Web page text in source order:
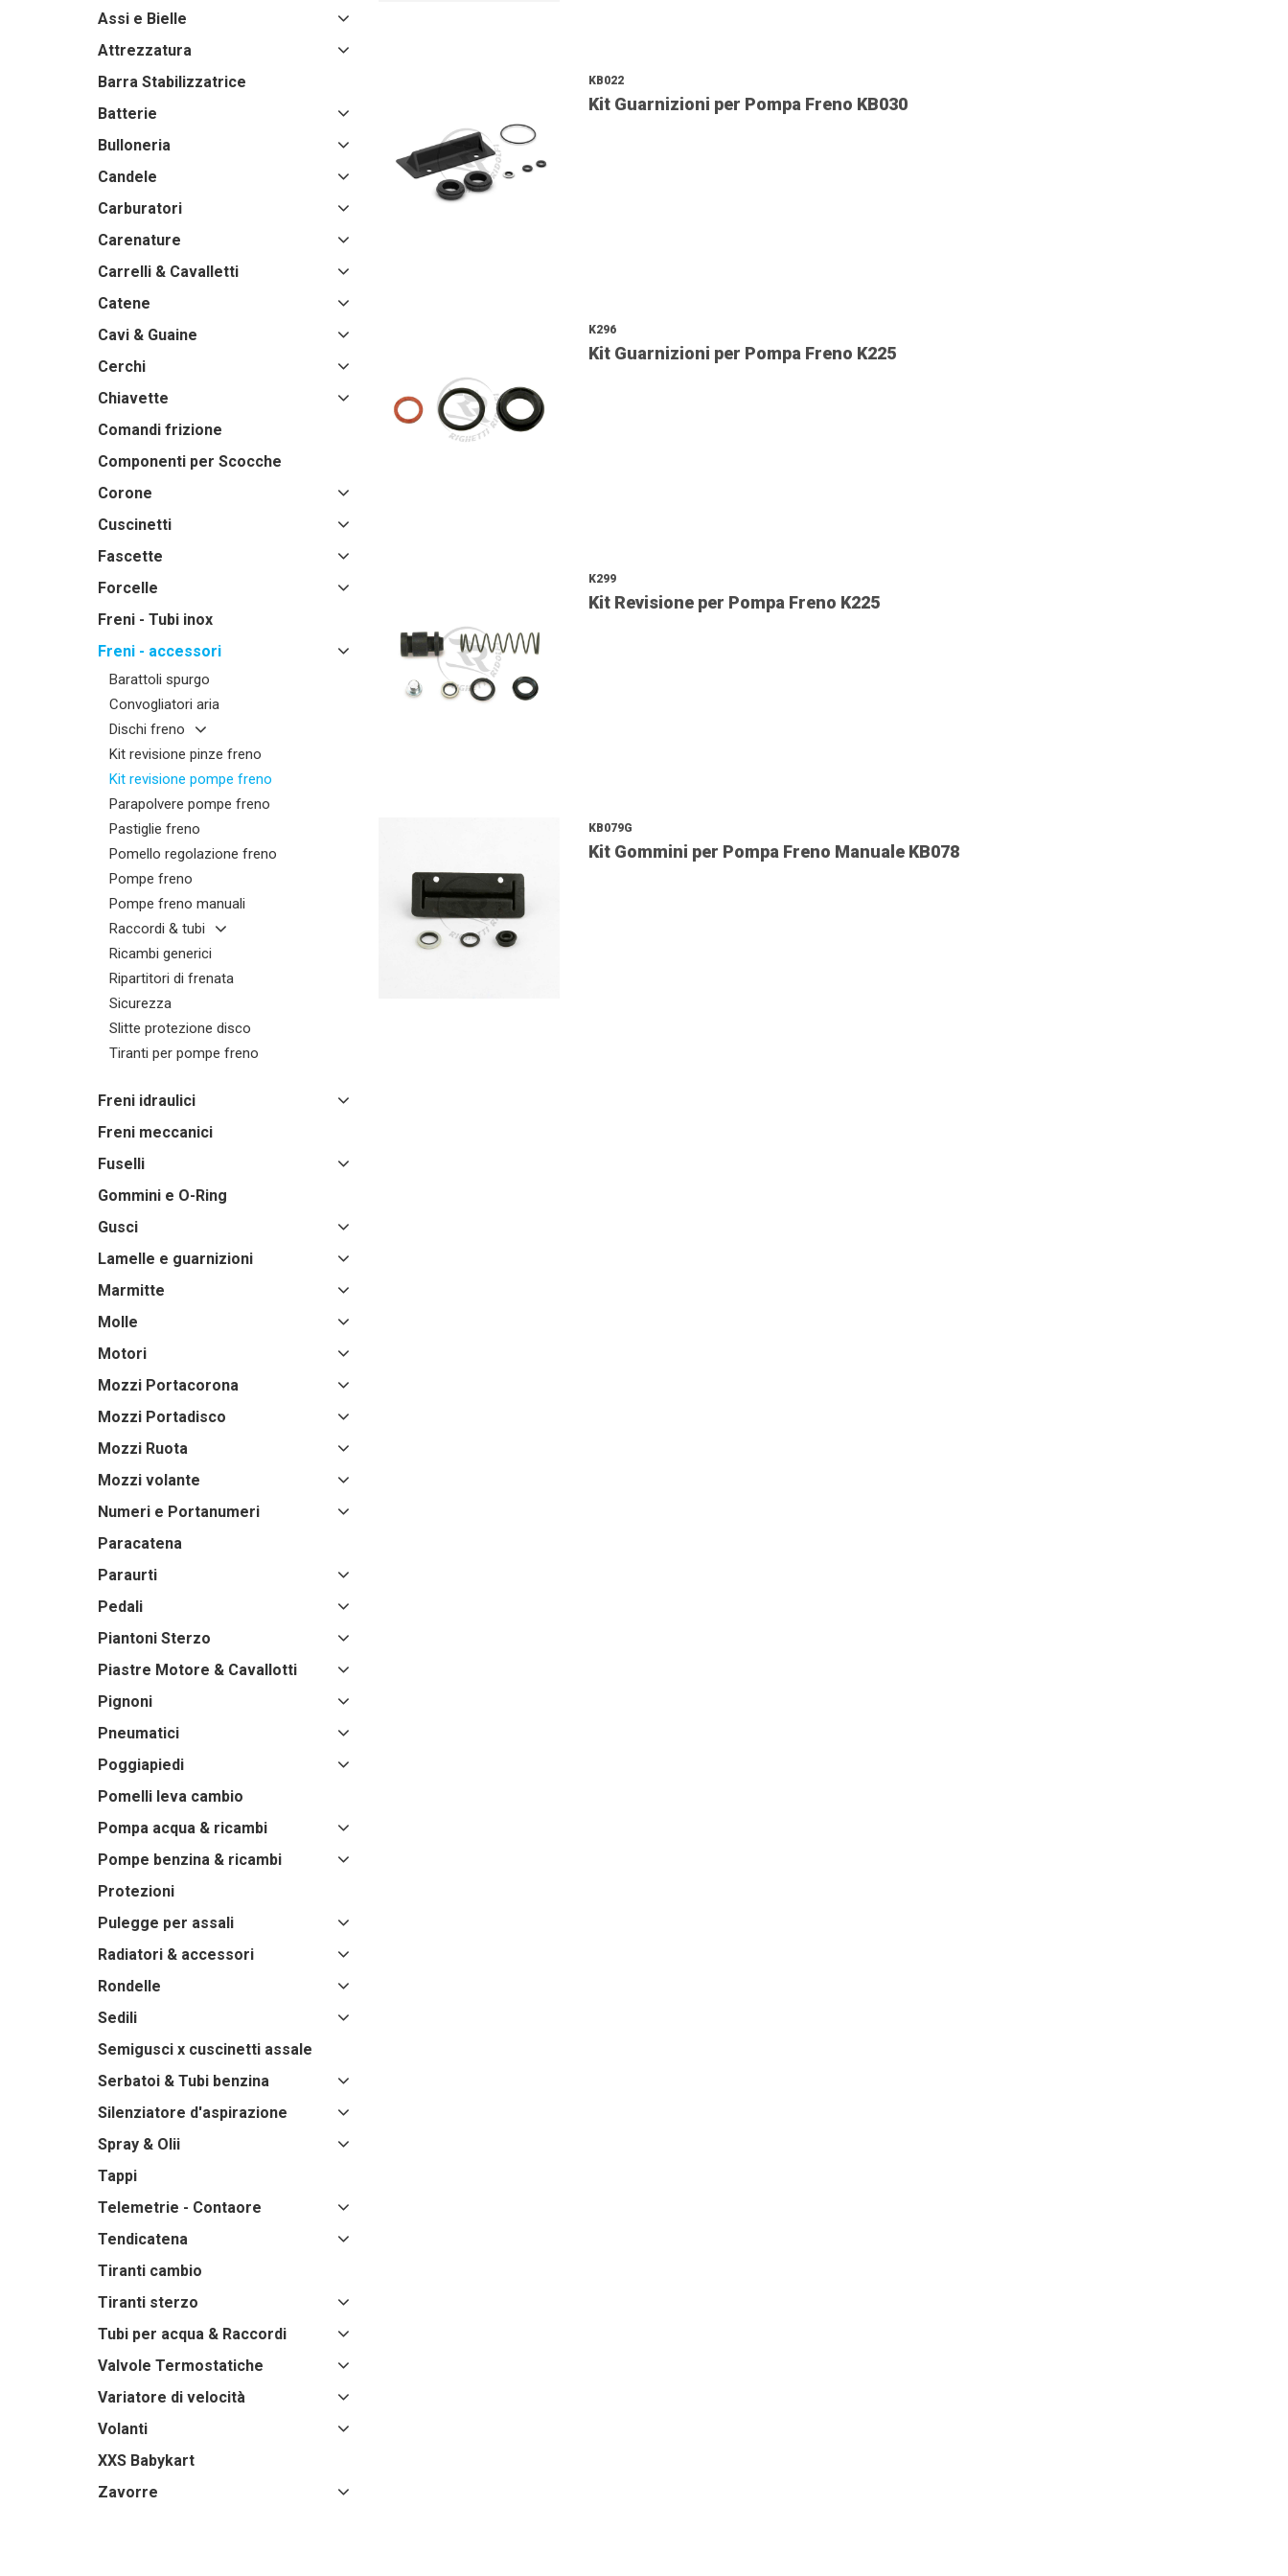
Assi e Bielle
Attrezzatura
Barra Stabilizzatrice
Batterie
Bulloneria
Candele
Carburatori
Carenature
Carrelli & Cavalletti
Catene
Cavi & Guaine
Cerchi
Chiavette
Comandi frizione
Componenti per Scocche
Corone
Cuscinetti
Fascette
Forcelle
Freni - Tubi inox
Freni - accessori
Barattoli spurgo
Convogliatori aria
Dischi freno
Kit revisione pinze freno
Kit revisione pompe freno
Parapolvere pompe freno
Pastiglie freno
Pomello regolazione freno
Pompe freno
Pompe freno manuali
Raccordi & tubi
Ricambi generici
Ripartitori di frenata
Sicurezza
Slitte protezione disco
Tiranti per pompe freno
Freni idraulici
Freni meccanici
Fuselli
Gommini e O-Ring
Gusci
Lamelle e guarnizioni
Marmitte
Molle
Motori
Mozzi Portacorona
Mozzi Portadisco
Mozzi Ruota
Mozzi volante
Numeri e Portanumeri
Paracatena
Paraurti
Pedali
Piantoni Sterzo
Piastre Motore & Cavallotti
Pignoni
Pneumatici
Poggiapiedi
Pomelli leva cambio
Pompa acqua & ricambi
Pompe benzina & ricambi
Protezioni
Pulegge per assali
Radiatori & accessori
Rondelle
Sedili
Semigusci x cuscinetti assale
Serbatoi & Tubi benzina
Silenziatore d'aspirazione
Spray & Olii
Tappi
Telemetrie - Contaore
Tendicatena
Tiranti cambio
Tiranti sterzo
Tubi per acqua & Raccordi
Valvole Termostatiche
Variatore di velocità
Volanti
XXS Babykart
Zavorre
KB022
Kit Guarnizioni per Pompa Freno KB030
K296
Kit Guarnizioni per Pompa Freno K225
K299
Kit Revisione per Pompa Freno K225
KB079G
Kit Gommini per Pompa Freno Manuale KB078